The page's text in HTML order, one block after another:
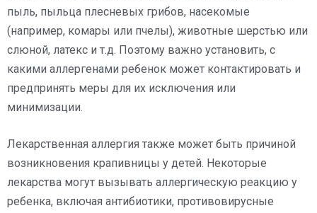
пыль, пыльца плесневых грибов, насекомые
(например, комары или пчелы), животные шерстью или
слюной, латекс и т.д. Поэтому важно установить, с
какими аллергенами ребенок может контактировать и
предпринять меры для их исключения или
минимизации.
Лекарственная аллергия также может быть причиной
возникновения крапивницы у детей. Некоторые
лекарства могут вызывать аллергическую реакцию у
ребенка, включая антибиотики, противовирусные